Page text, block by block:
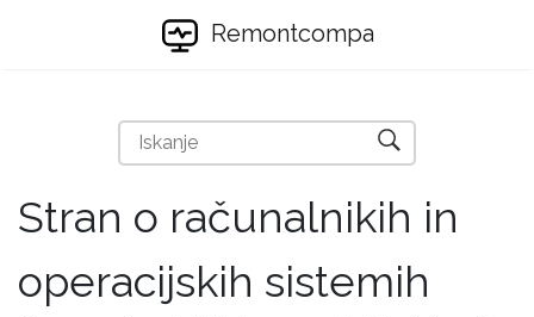
Remontcompa
Stran o računalnikih in
operacijskih sistemih